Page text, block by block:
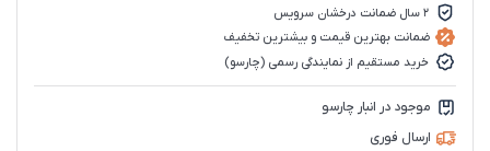
2 سال ضمانت درخشان سرویس
ضمانت بهترین قیمت و بیشترین تخفیف
خرید مستقیم از نمایندگی رسمی (چارسو)
موجود در انبار چارسو
ارسال فوری